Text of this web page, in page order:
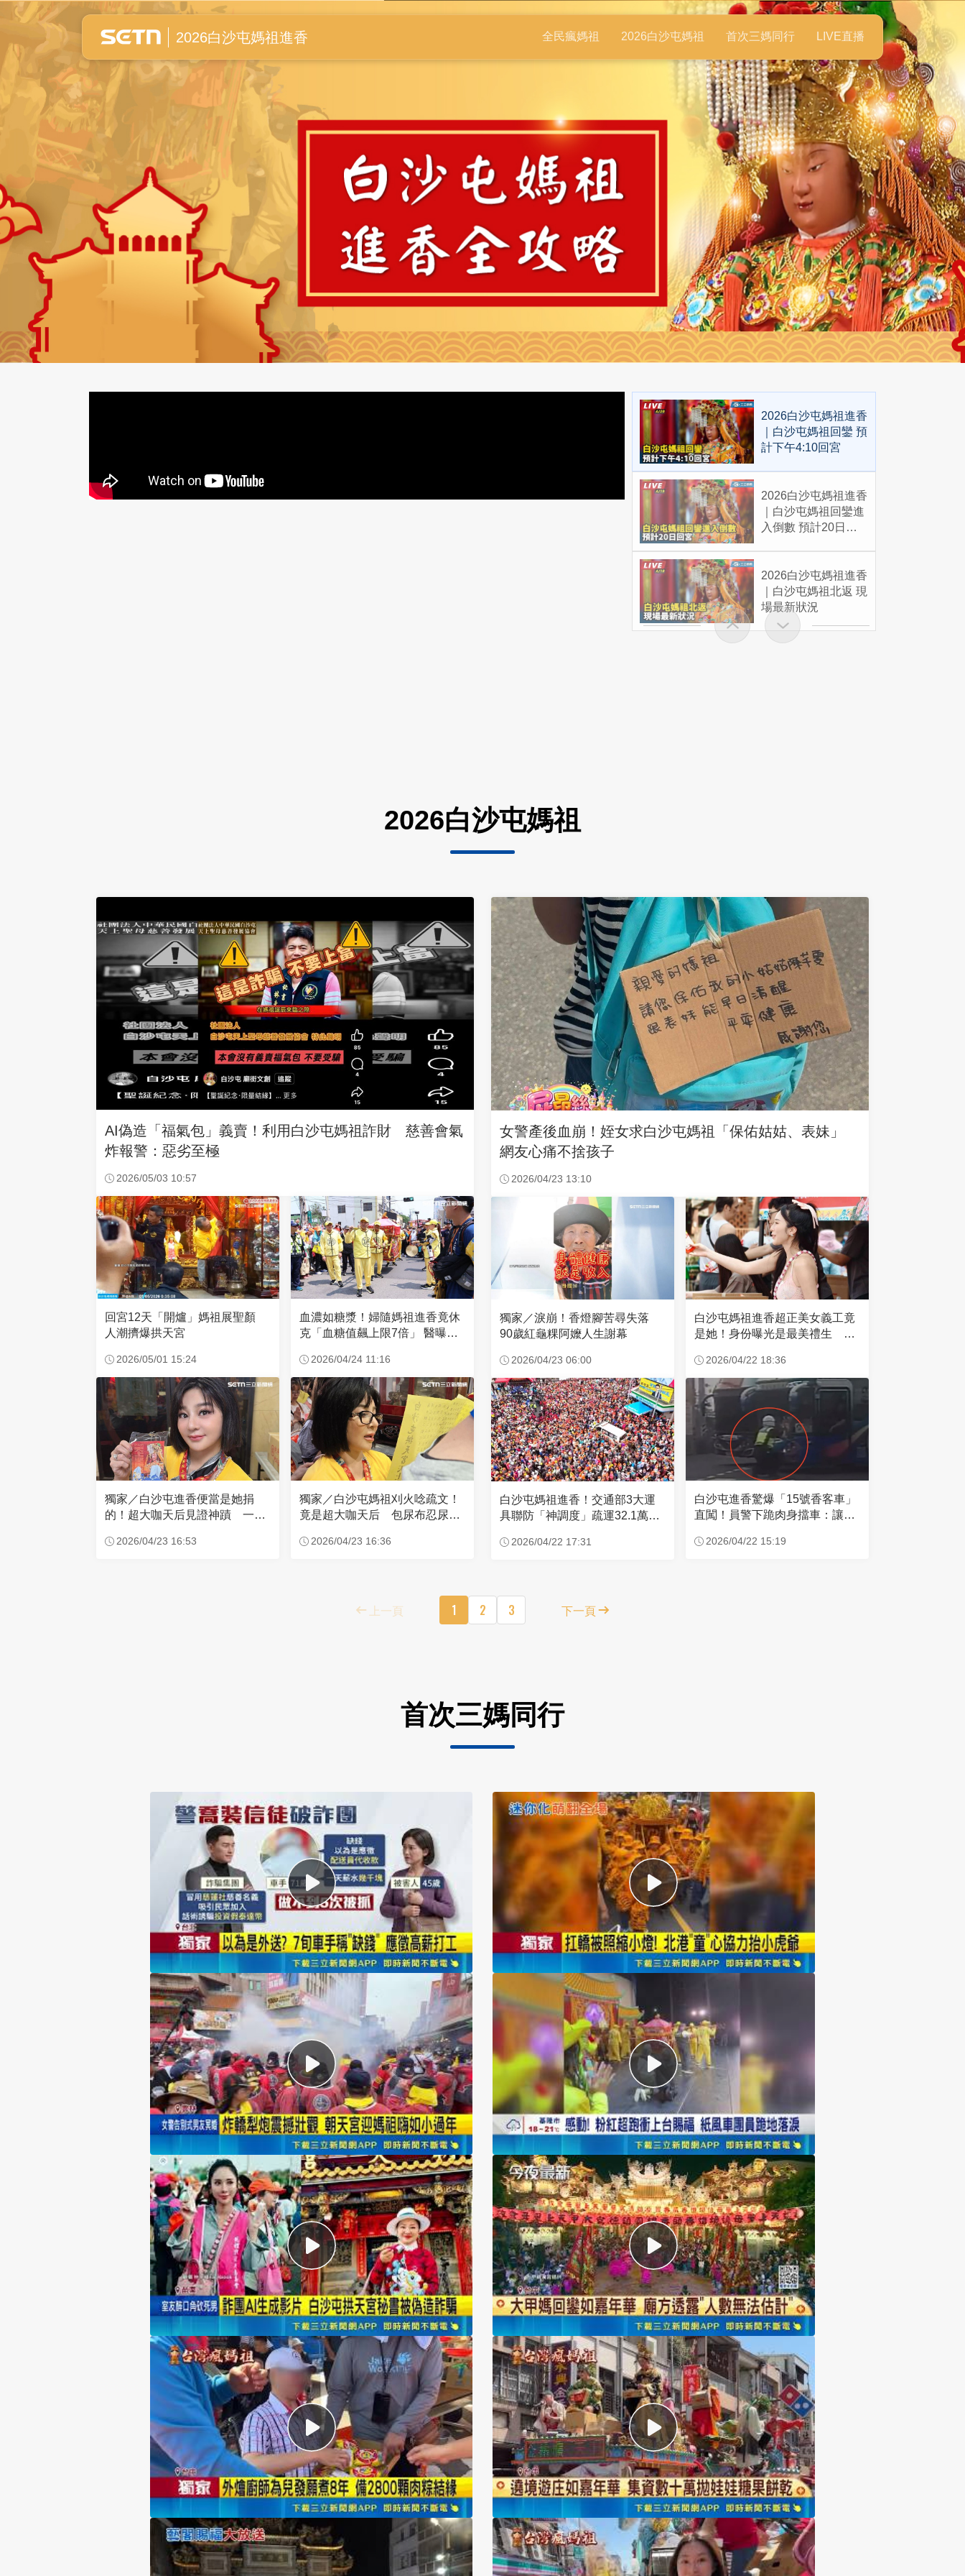
白沙屯媽祖進香全紀錄
2026白沙屯媽祖進香 全民瘋媽祖 2026白沙屯媽祖 首次三媽同行 LIVE直播
2026白沙屯媽祖進香
｜白沙屯媽祖回鑾 預
計下午4:10回宮
2026白沙屯媽祖進香
｜白沙屯媽祖回鑾進
入倒數 預計20日回
2026白沙屯媽祖進香
｜白沙屯媽祖北返 現
場最新狀況
2026白沙屯媽祖
AI偽造「福氣包」義賣！利用白沙屯媽祖詐財 慈善會氣
炸報警：惡劣至極
2026/05/03 10:57
回宮12天「開爐」媽祖展聖顏
人潮擠爆拱天宮
2026/05/01 15:24
血濃如糖漿！婦隨媽祖進香竟休
克「血糖值飆上限7倍」 醫曝原
2026/04/24 11:16
獨家／白沙屯進香便當是她捐
的！超大咖天后見證神蹟 一靠
2026/04/23 16:53
獨家／白沙屯媽祖刈火唸疏文！
竟是超大咖天后 包尿布忍尿5
2026/04/23 16:36
女警產後血崩！姪女求白沙屯媽祖「保佑姑姑、表妹」
網友心痛不捨孩子
2026/04/23 13:10
獨家／淚崩！香燈腳苦尋失落
90歲紅龜粿阿嬤人生謝幕
2026/04/23 06:00
白沙屯媽祖進香超正美女義工竟
是她！身份曝光是最美禮生 一
2026/04/22 18:36
白沙屯媽祖進香！交通部3大運
具聯防「神調度」疏運32.1萬創
2026/04/22 17:31
白沙屯進香驚爆「15號香客車」
直闖！員警下跪肉身擋車：讓行
2026/04/22 15:19
上一頁 1 2 3 下一頁
首次三媽同行